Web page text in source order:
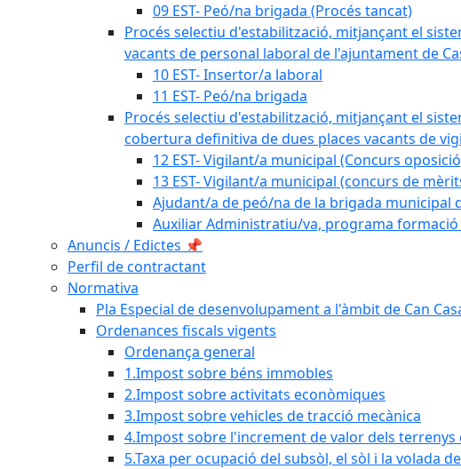
09 EST- Peó/na brigada (Procés tancat)
Procés selectiu d'estabilització, mitjançant el
vacants de personal laboral de l'ajuntament de
10 EST- Insertor/a laboral
11 EST- Peó/na brigada
Procés selectiu d'estabilització, mitjançant el
cobertura definitiva de dues places vacants de
12 EST- Vigilant/a municipal (Concurs
13 EST- Vigilant/a municipal (concurs de
Ajudant/a de peó/na de la brigada municipal
Auxiliar Administratiu/va, programa formació
Anuncis / Edictes 📌
Perfil de contractant
Normativa
Pla Especial de desenvolupament a l'àmbit de Can
Ordenances fiscals vigents
Ordenança general
1.Impost sobre béns immobles
2.Impost sobre activitats econòmiques
3.Impost sobre vehicles de tracció mecànica
4.Impost sobre l'increment de valor dels terrenys
5.Taxa per ocupació del subsòl, el sòl i la volada